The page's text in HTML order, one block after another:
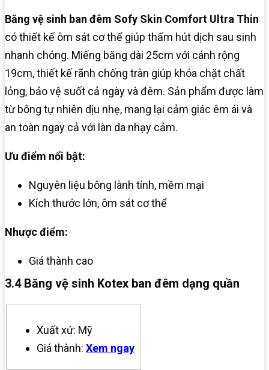
Băng vệ sinh ban đêm Sofy Skin Comfort Ultra Thin
có thiết kế ôm sát cơ thể giúp thấm hút dịch sau sinh
nhanh chóng. Miếng băng dài 25cm với cánh rộng
19cm, thiết kế rãnh chống tràn giúp khóa chặt chất
lỏng, bảo vệ suốt cả ngày và đêm. Sản phẩm được làm
từ bông tự nhiên dịu nhẹ, mang lại cảm giác êm ái và
an toàn ngay cả với làn da nhạy cảm.
Ưu điểm nổi bật:
Nguyên liệu bông lành tính, mềm mại
Kích thước lớn, ôm sát cơ thể
Nhược điểm:
Giá thành cao
3.4 Băng vệ sinh Kotex ban đêm dạng quần
Xuất xứ: Mỹ
Giá thành: Xem ngay